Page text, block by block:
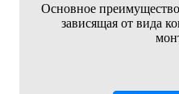
Основное
зависящая от вида